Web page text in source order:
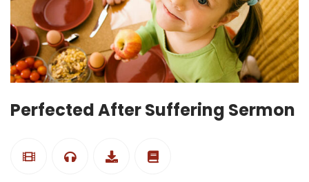
Perfected After Suffering Sermon